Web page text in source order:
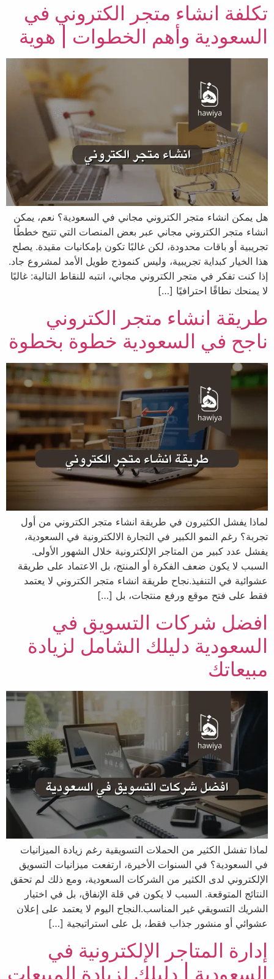
تكلفة انشاء متجر الكتروني في
السعودية وأهم الخطوات | هوية
هل يمكن انشاء متجر الكتروني مجاني في السعودية؟ نعم، يمكن
انشاء متجر الكتروني مجاني عبر بعض المنصات التي تتيح خططًا
تجريبية أو باقات محدودة، لكن غالبًا تكون بإمكانيات مقيدة. يصلح
هذا الخيار كبداية تجريبية، وليس كنموذج طويل الأمد لمشروع جاد.
إذا كنت تفكر في متجر الكتروني مجاني، انتبه للنقاط التالية: غالبًا
لا يمنحك نطاقًا احترافيًا […]
طريقة انشاء متجر الكتروني
ناجح في السعودية خطوة بخطوة
لماذا يفشل الكثيرون في طريقة انشاء متجر الكتروني من أول
تجربة؟ رغم النمو الكبير في التجارة الالكترونية في السعودية،
يفشل عدد كبير من المتاجر الإلكترونية خلال الشهور الأولى.
السبب لا يكون ضعف الفكرة أو المنتج، بل الاعتماد على طريقة
عشوائية في التنفيذ.نجاح طريقة انشاء متجر الكتروني لا يعتمد
فقط على فتح موقع ورفع منتجات، بل […]
افضل شركات التسويق في
السعودية دليلك الشامل لزيادة
مبيعاتك
لماذا تفشل الكثير من الحملات التسويقية رغم زيادة الميزانيات
في السعودية؟ في السنوات الأخيرة، ارتفعت ميزانيات التسويق
الإلكتروني لدى الكثير من الشركات السعودية، ومع ذلك لم تحقق
النتائج المتوقعة. السبب لا يكون في قلة الإنفاق، بل في اختيار
الشريك التسويقي غير المناسب.النجاح اليوم لا يعتمد على إعلان
عشوائي أو منشور جذاب فقط، بل على استراتيجية […]
إدارة المتاجر الإلكترونية​ في
السعودية | دليلك لزيادة المبيعات